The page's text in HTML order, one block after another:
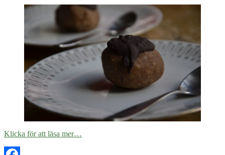
Klicka för att läsa mer…